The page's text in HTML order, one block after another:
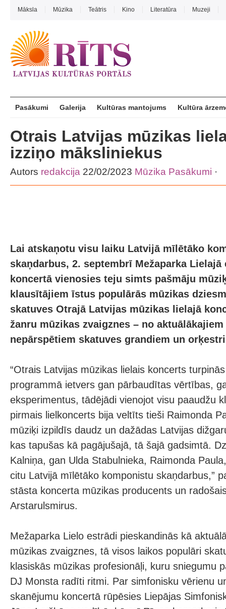
Māksla Mūzika Teātris Kino Literatūra Muzeji
Pasākumi Galerija Kultūras mantojums Kultūra
Otrais Latvijas mūzikas
izziņo māksliniekus
Autors redakcija 22/02/2023 Mūzika Pasākumi ·
Lai atskaņotu visu laiku Latvijā mīlētāko
skaņdarbus, 2. septembrī Mežaparka Lielajā
koncertā vienosies teju simts pašmāju
klausītājiem īstus populārās mūzikas
skatuves Otrajā Latvijas mūzikas lielajā
žanru mūzikas zvaigznes – no
nepārspētiem skatuves grandiem un
“Otrais Latvijas mūzikas lielais koncerts
programmā ietvers gan pārbaudītas vērtības,
eksperimentus, tādējādi vienojot visu paaudžu
pirmais lielkoncerts bija veltīts tieši Raimonda
mūziķi izpildīs daudz un dažādas Latvijas
kas tapušas kā pagājušajā, tā šajā gadsimtā.
Kalniņa, gan Ulda Stabulnieka, Raimonda
citu Latvijā mīlētāko komponistu skaņdarbus,”
stāsta koncerta mūzikas producents un
Arstarulsmirus.
Mežaparka Lielo estrādi pieskandinās kā
mūzikas zvaigznes, tā visos laikos populāri
klasiskās mūzikas profesionāļi, kuru sniegumu
DJ Monsta radīti ritmi. Par simfonisku vērienu
skanējumu koncertā rūpēsies Liepājas